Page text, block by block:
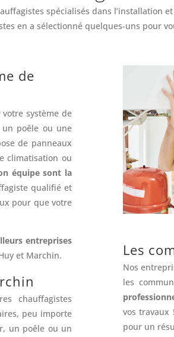
spécialisés dans l’installation
en a sélectionné quelques-uns pour
de
système de
poêle ou une
de panneaux
climatisation ou
équipe sont la
qualifié et
pour que votre
entreprises
et Marchin.
chauffagistes
peu importe
un poêle ou un
Les
Nos
les
vos travaux
pour un